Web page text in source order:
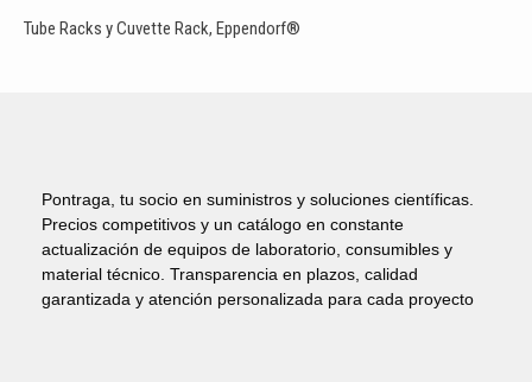
Tube Racks y Cuvette Rack, Eppendorf®
Pontraga, tu socio en suministros y soluciones científicas.
Precios competitivos y un catálogo en constante
actualización de equipos de laboratorio, consumibles y
material técnico. Transparencia en plazos, calidad
garantizada y atención personalizada para cada proyecto